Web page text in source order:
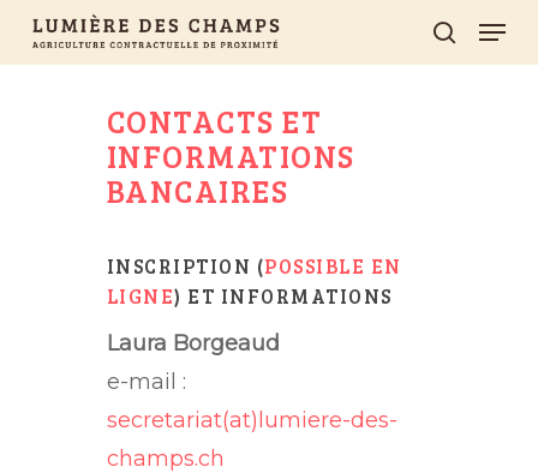
Skip
CONTACTS ET
INFORMATIONS
BANCAIRES
INSCRIPTION (POSSIBLE EN
LIGNE) ET INFORMATIONS
Laura Borgeaud
e-mail :
secretariat(at)lumiere-des-
champs.ch